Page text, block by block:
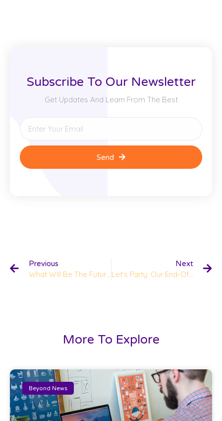
Subscribe To Our Newsletter
Get Updates And Learn From The Best
Send
Previous
What Will Be The Future Post-Facebook?
Next
Let’s Party: Our End-Of-The-Year Celebration
More To Explore
Beyond News